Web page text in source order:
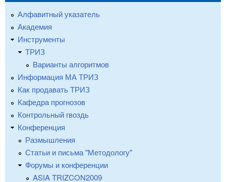
Алфавитный указатель
Академия
Инструменты
ТРИЗ
Варианты алгоритмов
Информация МА ТРИЗ
Как продавать ТРИЗ
Кафедра прогнозов
Контрольный гвоздь
Конференция
Размышления
Статьи и письма "Методологу"
Форумы и конференции
ASIA TRIZCON2009